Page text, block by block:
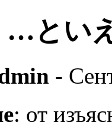
とい
-
: от